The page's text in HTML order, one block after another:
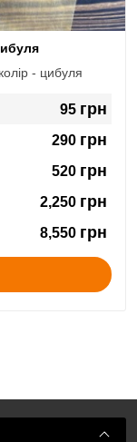
- цибуля
95 грн
290 грн
520 грн
2,250 грн
8,550 грн